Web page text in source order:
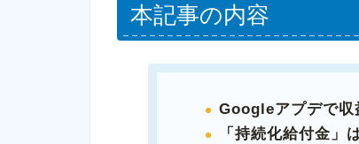
本記事の内容
Googleアプデで収
「持続化給付金」